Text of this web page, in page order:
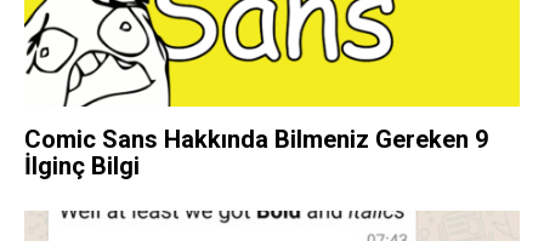
Comic Sans Hakkında Bilmeniz Gereken 9
İlginç Bilgi